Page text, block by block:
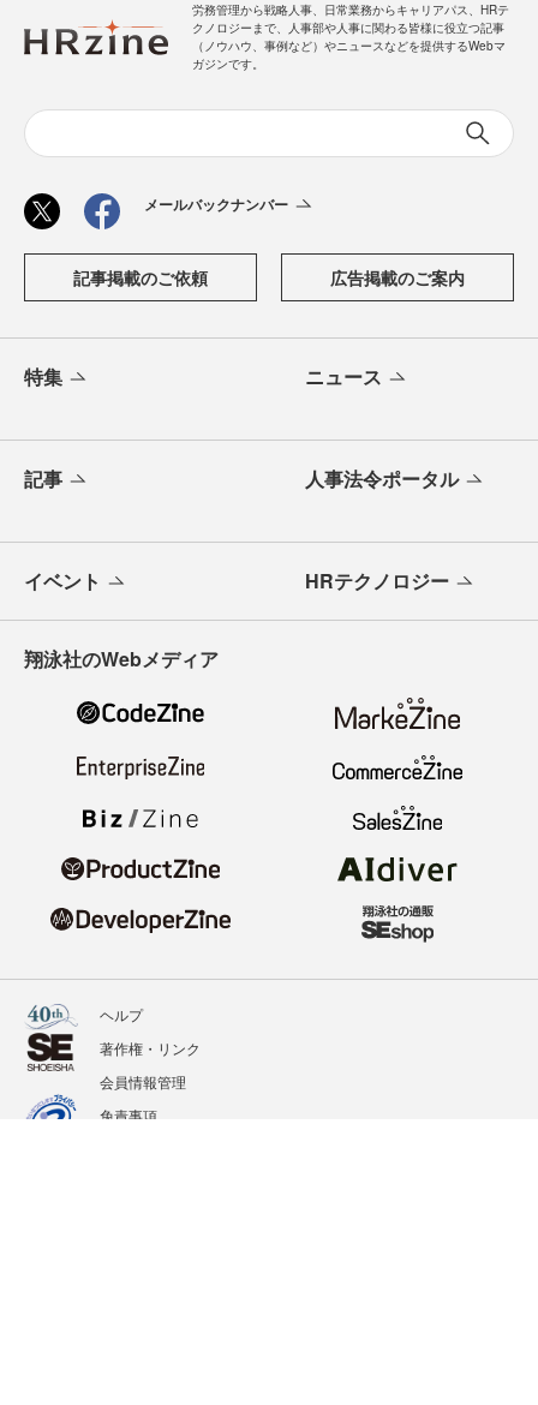
労務管理から戦略人事、日常業務からキャリアパス、HRテ
クノロジーまで、人事部や人事に関わる皆様に役立つ記事
（ノウハウ、事例など）やニュースなどを提供するWebマ
ガジンです。
メールバックナンバー
記事掲載のご依頼 広告掲載のご案内
特集 ニュース
記事 人事法令ポータル
イベント HRテクノロジー
翔泳社のWebメディア
ヘルプ
著作権・リンク
会員情報管理
免責事項